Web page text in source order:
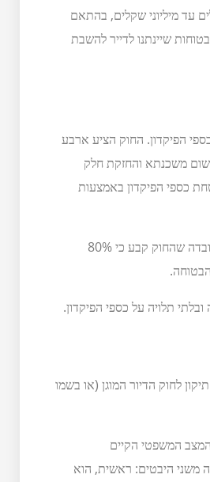
עד מיליוני שקלים, בהתאם
רגולציה הנוגעת לבטוחות שיינתנו לדייר להשבת
כספי הפיקדון. החוק הציע ארבע
משכנתא והחזקת חלק
כספי הפיקדון באמצעות
בשים לב לעלויות הגבוהות הכרוכות בהעמדתה של ערבות בנקאית, ובהתחשב בעובדה שהחוק קבע כי 80%
תלויה על כספי הפיקדון.
שונים, תיקון לחוק הדיור המוגן (או בשמו
בכמה עניינים את המצב המשפטי הקיים
היבטים: ראשית, הוא